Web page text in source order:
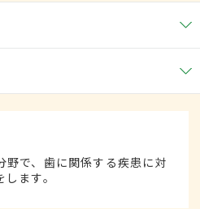
で、歯に関係する疾患に対
ます。